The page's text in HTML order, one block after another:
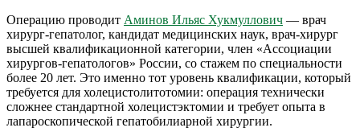
Операцию проводит Аминов Ильяс Хукмуллович — врач
хирург-гепатолог, кандидат медицинских наук, врач-хирург
высшей квалификационной категории, член «Ассоциации
хирургов-гепатологов» России, со стажем по специальности
более 20 лет. Это именно тот уровень квалификации, который
требуется для холецистолитотомии: операция технически
сложнее стандартной холецистэктомии и требует опыта в
лапароскопической гепатобилиарной хирургии.